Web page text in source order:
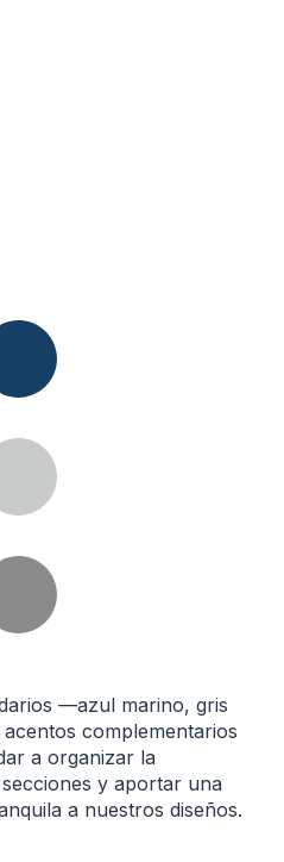
—azul marino, gris
complementarios
a organizar la
y aportar una
a nuestros diseños.